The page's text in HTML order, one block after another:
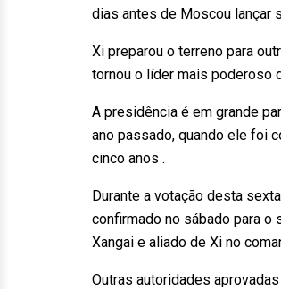
dias antes de Moscou lançar
Xi preparou o terreno para
tornou o líder mais poderoso
A presidência é em grande
ano passado, quando ele foi
cinco anos .
Durante a votação desta
confirmado no sábado para o
Xangai e aliado de Xi no
Outras autoridades